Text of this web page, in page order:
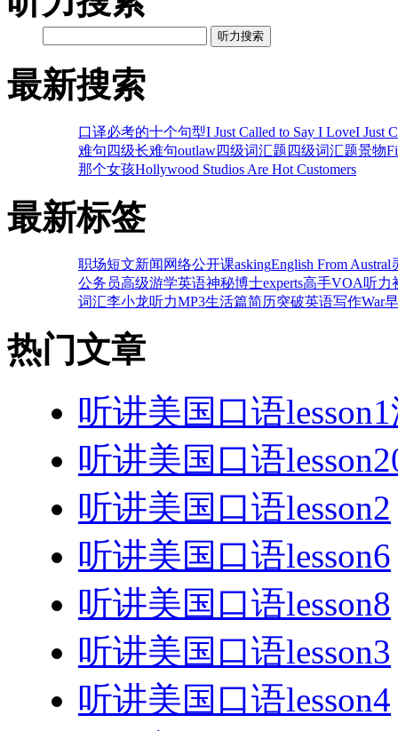
听力搜索
最新搜索
口译必考的十个句型I Just Called to Say I LoveI Just
难句 四级长难句outlaw四级词汇题 四级词汇题景物
那个女孩Hollywood Studios Are Hot Customers
最新标签
职场短文新闻 网络公开课askingEnglish From Austral
公务员高级游学英语神秘博士experts高手VOA听力
词汇李小龙听力MP3生活篇简历突破英语写作War
热门文章
听讲美国口语
听讲美国口语
听讲美国口语lesson2
听讲美国口语lesson6
听讲美国口语lesson8
听讲美国口语lesson3
听讲美国口语lesson4